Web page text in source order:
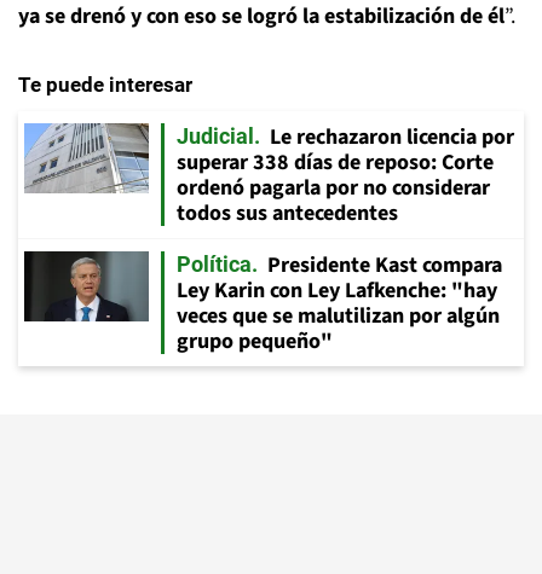
ya se drenó y con eso se logró la estabilización de él”.
Te puede interesar
Judicial
Le rechazaron licencia por
superar 338 días de reposo: Corte
ordenó pagarla por no considerar
todos sus antecedentes
Política
Presidente Kast compara
Ley Karin con Ley Lafkenche: "hay
veces que se malutilizan por algún
grupo pequeño"